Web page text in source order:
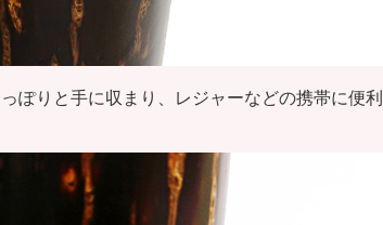
ぽりと手に収まり、レジャーなどの携帯に便利